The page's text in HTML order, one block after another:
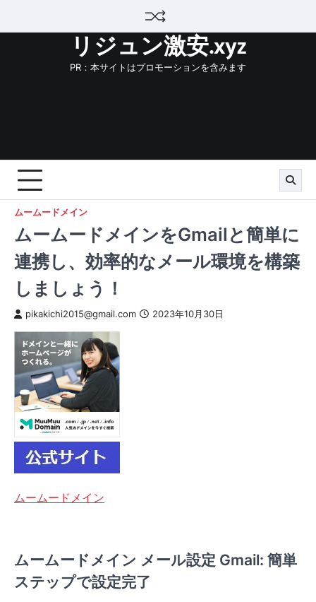
リジュン激安.xyz
PR：本サイトはプロモーションを含みます
ムームードメイン
ムームードメインをGmailと簡単に
連携し、効率的なメール環境を構築
しましょう！
pikakichi2015@gmail.com 2023年10月30日
ムームードメイン
ムームードメイン メール設定 Gmail: 簡単
ステップで設定完了